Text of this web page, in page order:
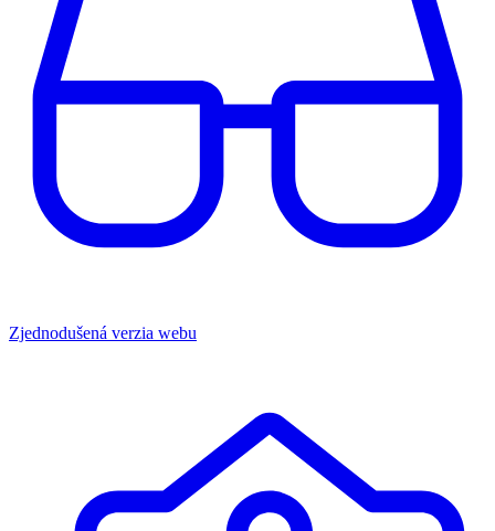
Zjednodušená verzia webu